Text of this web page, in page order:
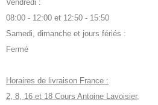
Vendredi :
08:00 - 12:00 et 12:50 - 15:50
Samedi, dimanche et jours fériés :
Fermé
Horaires de livraison France :
2, 8, 16 et 18 Cours Antoine Lavoisier,